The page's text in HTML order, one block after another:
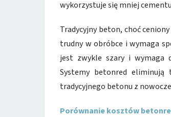
wykorzystuje się mniej
Tradycyjny beton, choć
trudny w obróbce i wymaga
jest zwykle szary i wymaga
Systemy betonred
tradycyjnego betonu z
Porównanie kosztów